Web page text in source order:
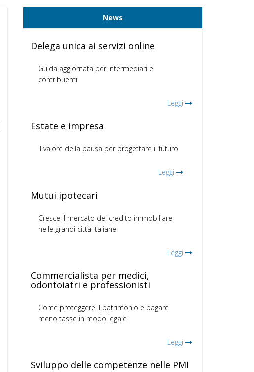
News
Delega unica ai servizi online
Guida aggiornata per intermediari e
contribuenti
Leggi
Estate e impresa
Il valore della pausa per progettare il futuro
Leggi
Mutui ipotecari
Cresce il mercato del credito immobiliare
nelle grandi città italiane
Leggi
Commercialista per medici,
odontoiatri e professionisti
Come proteggere il patrimonio e pagare
meno tasse in modo legale
Leggi
Sviluppo delle competenze nelle PMI